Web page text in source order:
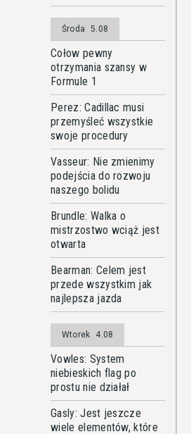
Środa 5.08
Cołow pewny
otrzymania szansy w
Formule 1
Perez: Cadillac musi
przemyśleć wszystkie
swoje procedury
Vasseur: Nie zmienimy
podejścia do rozwoju
naszego bolidu
Brundle: Walka o
mistrzostwo wciąż jest
otwarta
Bearman: Celem jest
przede wszystkim jak
najlepsza jazda
Wtorek 4.08
Vowles: System
niebieskich flag po
prostu nie działał
Gasly: Jest jeszcze
wiele elementów, które